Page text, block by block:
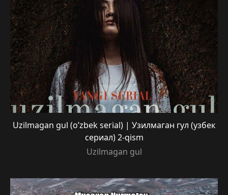
Uzilmagan gul (o’zbek serial) | Узилмаган гул (узбек
сериал) 2-qism
Uzilmagan gul